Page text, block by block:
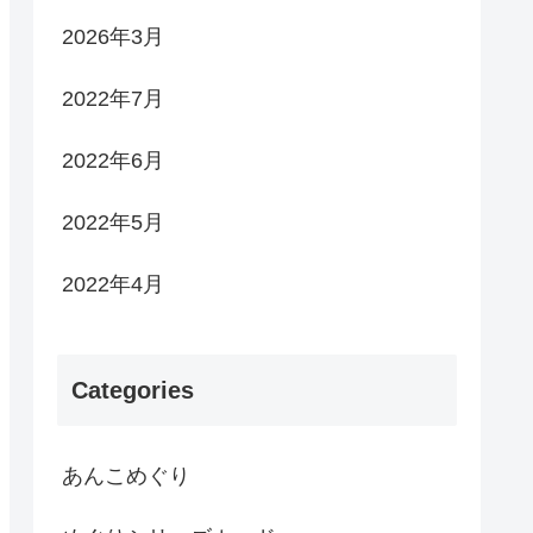
2026年3月
2022年7月
2022年6月
2022年5月
2022年4月
Categories
あんこめぐり